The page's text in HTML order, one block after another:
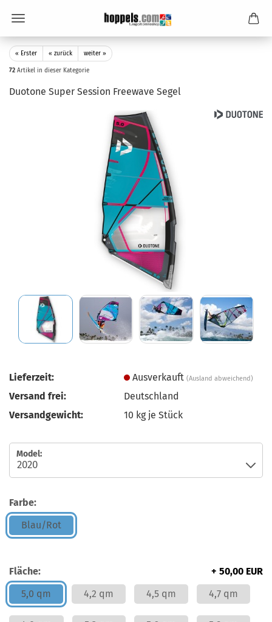
« Erster « zurück weiter »
72 Artikel in dieser Kategorie
Duotone Super Session Freewave Segel
Lieferzeit: Ausverkauft(Ausland abweichend)
Versand frei:
Deutschland
Versandgewicht:
10 kg je Stück
Model:
Farbe:
Blau/Rot
Fläche:
+ 50,00 EUR
5,0 qm
4,2 qm 4,5 qm 4,7 qm